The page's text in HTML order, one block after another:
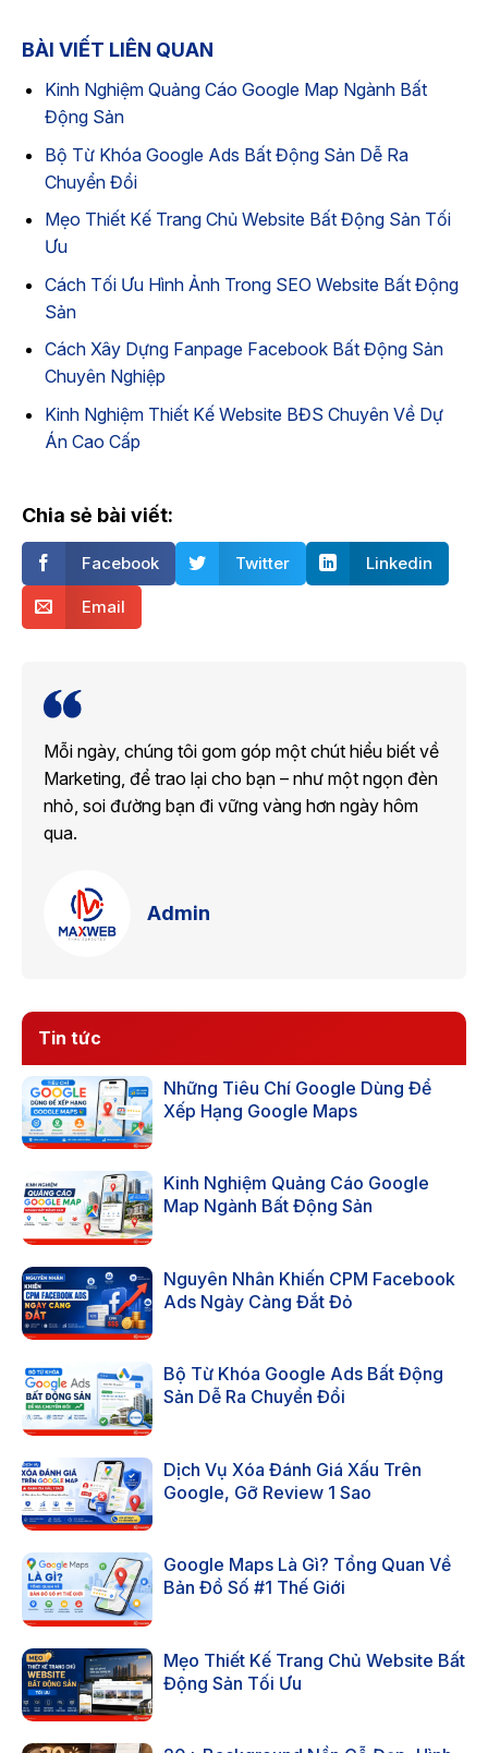
BÀI VIẾT LIÊN QUAN
Kinh Nghiệm Quảng Cáo Google Map Ngành Bất
Động Sản
Bộ Từ Khóa Google Ads Bất Động Sản Dễ Ra
Chuyển Đổi
Mẹo Thiết Kế Trang Chủ Website Bất Động Sản Tối
Ưu
Cách Tối Ưu Hình Ảnh Trong SEO Website Bất Động
Sản
Cách Xây Dựng Fanpage Facebook Bất Động Sản
Chuyên Nghiệp
Kinh Nghiệm Thiết Kế Website BĐS Chuyên Về Dự
Án Cao Cấp
Chia sẻ bài viết:
Facebook Twitter Linkedin
Email
Mỗi ngày, chúng tôi gom góp một chút hiểu biết về
Marketing, để trao lại cho bạn – như một ngọn đèn
nhỏ, soi đường bạn đi vững vàng hơn ngày hôm
qua.
Admin
Tin tức
Những Tiêu Chí Google Dùng Để
Xếp Hạng Google Maps
Kinh Nghiệm Quảng Cáo Google
Map Ngành Bất Động Sản
Nguyên Nhân Khiến CPM Facebook
Ads Ngày Càng Đắt Đỏ
Bộ Từ Khóa Google Ads Bất Động
Sản Dễ Ra Chuyển Đổi
Dịch Vụ Xóa Đánh Giá Xấu Trên
Google, Gỡ Review 1 Sao
Google Maps Là Gì? Tổng Quan Về
Bản Đồ Số #1 Thế Giới
Mẹo Thiết Kế Trang Chủ Website Bất
Động Sản Tối Ưu